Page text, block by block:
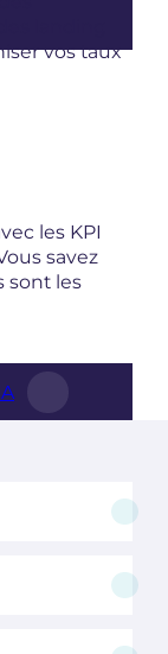
vos taux
les KPI
savez
sont les